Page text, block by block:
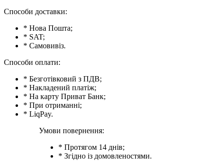
Способи доставки:
* Нова Пошта;
* SAT;
* Самовивіз.
Способи оплати:
* Безготівковий з ПДВ;
* Накладений платіж;
* На карту Приват Банк;
* При отриманні;
* LiqPay.
Умови повернення:
* Протягом 14 днів;
* Згідно із домовленостями.